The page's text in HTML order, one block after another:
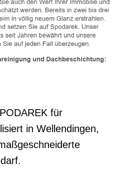
für
in Wellendingen,